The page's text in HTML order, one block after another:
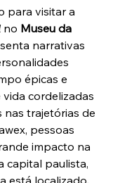
para visitar a
no Museu da
narrativas
épicas e
cordelizadas
nas trajetórias de
pessoas
impacto na
capital paulista,